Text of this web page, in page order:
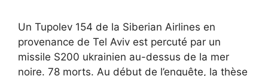
Un Tupolev 154 de la Siberian Airlines en
provenance de Tel Aviv est percuté par un
missile S200 ukrainien au-dessus de la mer
noire. 78 morts. Au début de l’enquête, la thèse